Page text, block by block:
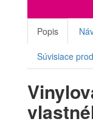
Popis
Súvisiace